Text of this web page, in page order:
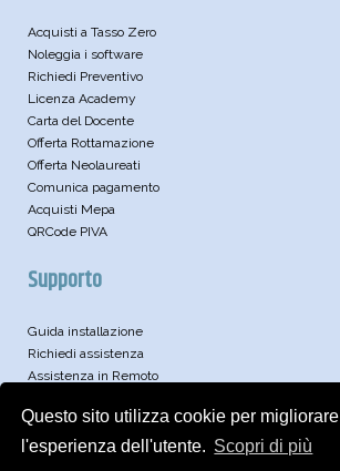
Questo sito utilizza cookie per migliorare
l'esperienza dell'utente. Scopri di più
Acquisti a Tasso Zero
Noleggia i software
Richiedi Preventivo
Licenza Academy
Carta del Docente
Offerta Rottamazione
Offerta Neolaureati
Comunica pagamento
Acquisti Mepa
QRCode PIVA
Supporto
Guida installazione
Richiedi assistenza
Assistenza in Remoto
Video
Articoli Tecnici